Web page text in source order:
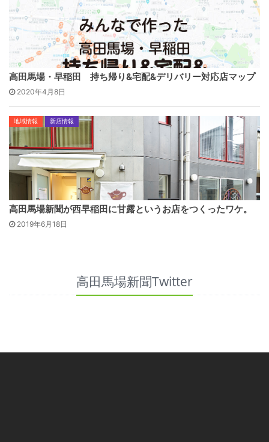
高田馬場・早稲田 持ち帰り&宅配&デリバリー対応店マップ
2020年4月8日
地域情報 新店情報
高田馬場新聞が西早稲田に甘露というお店をつくったワケ。
2019年6月18日
高田馬場新聞Twitter